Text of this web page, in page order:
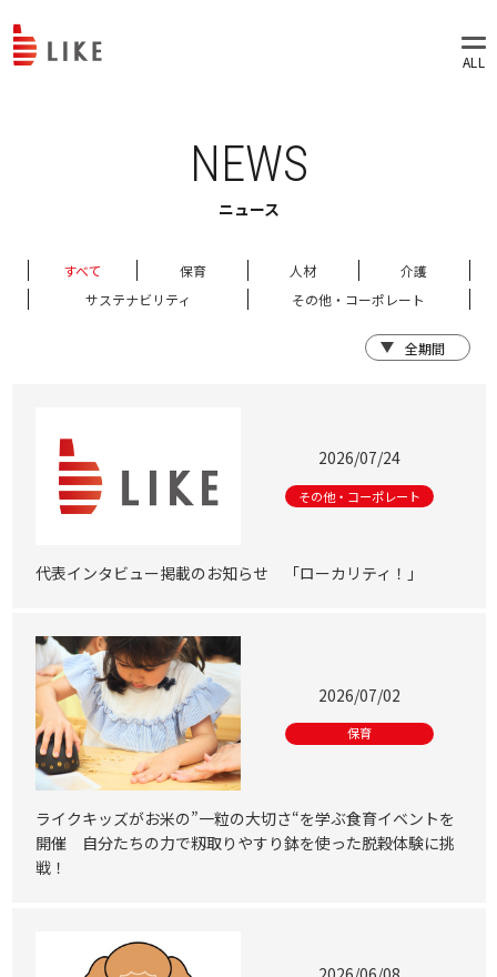
NEWS
ニュース
すべて 保育 人材
介護
サステナビリティ
その他・コーポレート
2026/07/24
その他・コーポレート
代表インタビュー掲載のお知らせ 「ローカリティ！」
2026/07/02
保育
ライクキッズがお米の”一粒の大切さ“を学ぶ食育イベントを
開催 自分たちの力で籾取りやすり鉢を使った脱穀体験に挑
戦！